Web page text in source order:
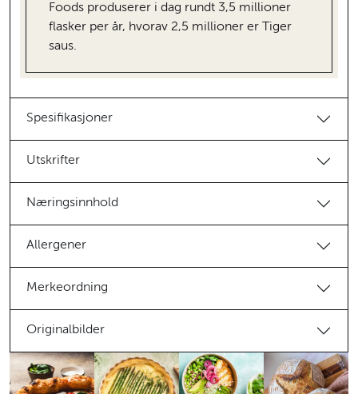
Foods produserer i dag rundt 3,5 millioner
flasker per år, hvorav 2,5 millioner er Tiger
saus.
Spesifikasjoner
Utskrifter
Næringsinnhold
Allergener
Merkeordning
Originalbilder